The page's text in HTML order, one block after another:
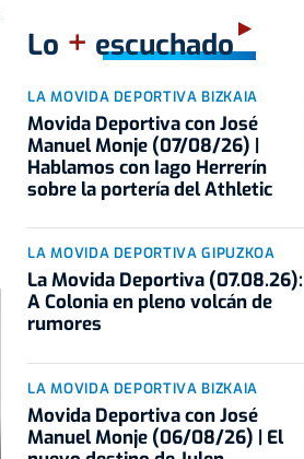
Lo + escuchado
LA MOVIDA DEPORTIVA BIZKAIA
Movida Deportiva con José
Manuel Monje (07/08/26) |
Hablamos con Iago Herrerín
sobre la portería del Athletic
LA MOVIDA DEPORTIVA GIPUZKOA
La Movida Deportiva (07.08.26):
A Colonia en pleno volcán de
rumores
LA MOVIDA DEPORTIVA BIZKAIA
Movida Deportiva con José
Manuel Monje (06/08/26) | El